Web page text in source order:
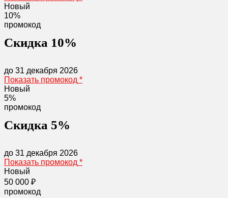
Новый
10%
промокод
Скидка 10%
до 31 декабря 2026
Показать промокод *
Новый
5%
промокод
Скидка 5%
до 31 декабря 2026
Показать промокод *
Новый
50 000 ₽
промокод